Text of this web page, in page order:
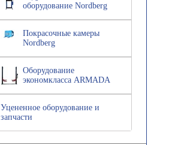
оборудование Nordberg
Покрасочные камеры
Nordberg
Оборудование
экономкласса ARMADA
Уцененное оборудование и
запчасти